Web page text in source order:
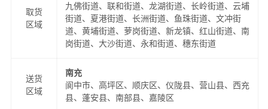
取货
区域
九佛街道、联和街道、龙湖街道、长岭街道、云埔
街道、夏港街道、长洲街道、鱼珠街道、文冲街
道、黄埔街道、萝岗街道、新龙镇、红山街道、南
岗街道、大沙街道、永和街道、穗东街道
送货
区域
南充
阆中市、高坪区、顺庆区、仪陇县、营山县、西充
县、蓬安县、南部县、嘉陵区